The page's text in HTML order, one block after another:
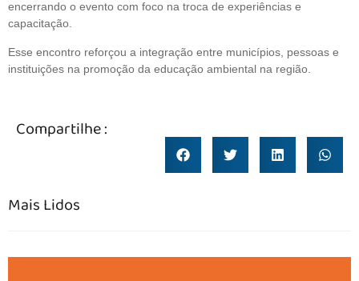
encerrando o evento com foco na troca de experiências e
capacitação.
Esse encontro reforçou a integração entre municípios, pessoas e
instituições na promoção da educação ambiental na região.
Compartilhe :
Mais Lidos